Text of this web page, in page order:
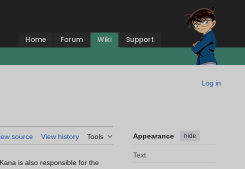
Home Forum Wiki Support
Log in
source View history Tools Appearance hide
Text
is also responsible for the